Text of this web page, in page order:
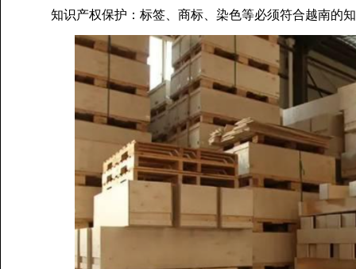
知识产权保护：标签、商标、染色等必须符合越南的